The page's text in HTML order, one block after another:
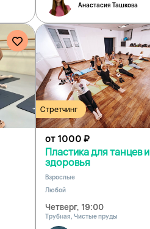
Анастасия Ташкова
Стретчинг
от 1000₽
Пластика для танцев и
здоровья
Взрослые
Любой
Четверг, 19:00
Трубная, Чистые пруды